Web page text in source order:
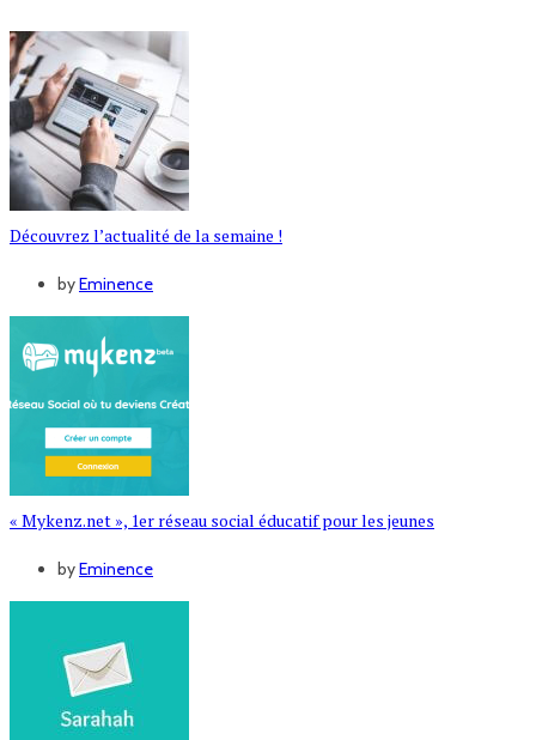
Découvrez l’actualité de la semaine !
byEminence
« Mykenz.net », 1er réseau social éducatif pour les jeunes
byEminence